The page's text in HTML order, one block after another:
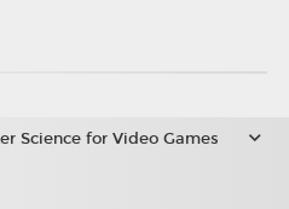
Science for Video Games